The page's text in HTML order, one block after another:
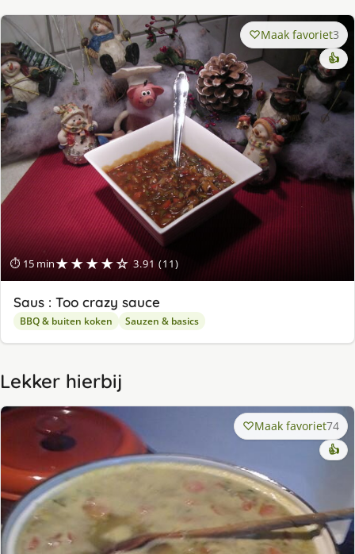
⏱ 15 min★★★★☆ 3.91 (11)
Maak favoriet3
👍
Saus : Too crazy sauce
BBQ & buiten koken Sauzen & basics
Lekker hierbij
Maak favoriet74
👍